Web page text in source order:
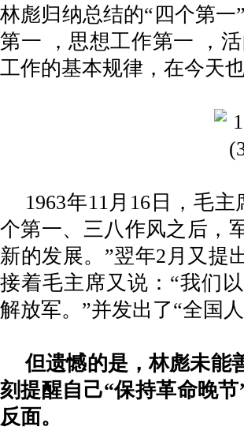
林彪归纳总结的“四个第一
第一 ，思想工作第一 ，
工作的基本规律，在今天
1963年11月16日，毛
个第一、三八作风之后，
新的发展。”翌年2月又提
接着毛主席又说：“我们
解放军。”并发出了“全国
但遗憾的是，林彪未能
刻提醒自己“保持革命晚
反面。